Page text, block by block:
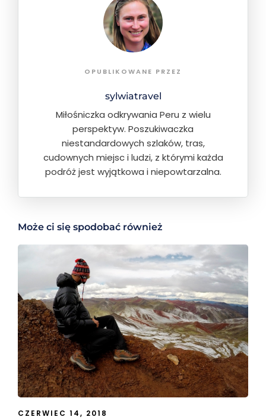
OPUBLIKOWANE PRZEZ
sylwiatravel
Miłośniczka odkrywania Peru z wielu
perspektyw. Poszukiwaczka
niestandardowych szlaków, tras,
cudownych miejsc i ludzi, z którymi każda
podróż jest wyjątkowa i niepowtarzalna.
Może ci się spodobać również
CZERWIEC 14, 2018